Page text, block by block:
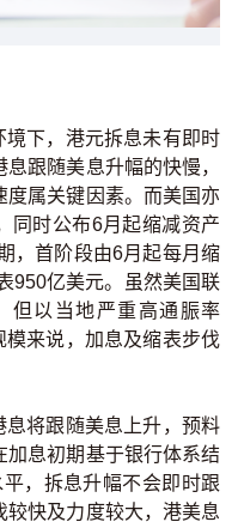
下，港元拆息未有即时
跟随美息升幅的快慢，
属关键因素。而美国亦
同时公布6月起缩减资产
，首阶段由6月起每月缩
950亿美元。虽然美国联
但以当地严重高通脤率
来说，加息及缩表步伐
将跟随美息上升，预料
息初期基于银行体系结
，拆息升幅不会即时跟
较快及力度较大，港美息